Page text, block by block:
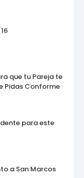
que tu Pareja te
Pidas Conforme
para este
a San Marcos